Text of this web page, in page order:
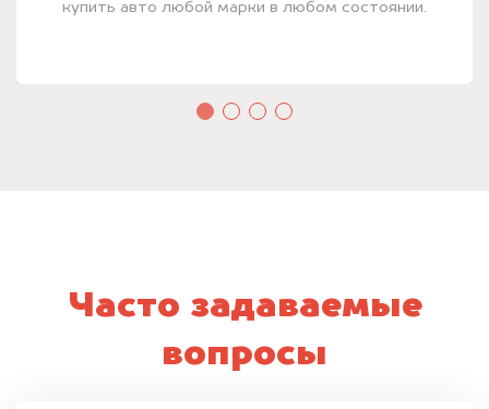
купить авто любой марки в любом состоянии.
Часто задаваемые
вопросы